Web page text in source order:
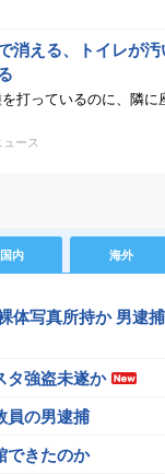
消える、トイレが
打っているのに、隣
ース
国内 海外
体写真所持か 男逮捕
タ強盗未遂か
員の男逮捕
できたのか